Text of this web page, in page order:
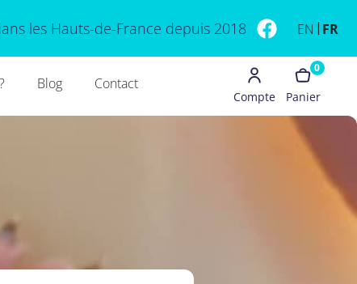
les Hauts-de-France depuis 2018 EN FR
Blog Contact
Compte Panier
0